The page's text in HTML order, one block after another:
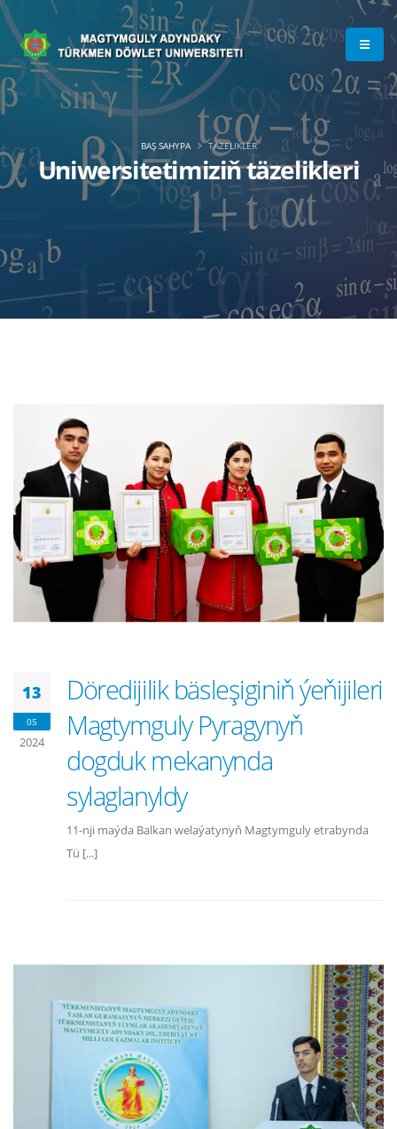
Uniwersitetimiziň täzelikleri
BAŞ SAHYPA TÄZELIKLER
13
05
2024
Döredijilik bäsleşiginiň ýeňijileri
Magtymguly Pyragynyň
dogduk mekanynda
sylaglanyldy
11-nji maýda Balkan welaýatynyň Magtymguly etrabynda
Tü [...]